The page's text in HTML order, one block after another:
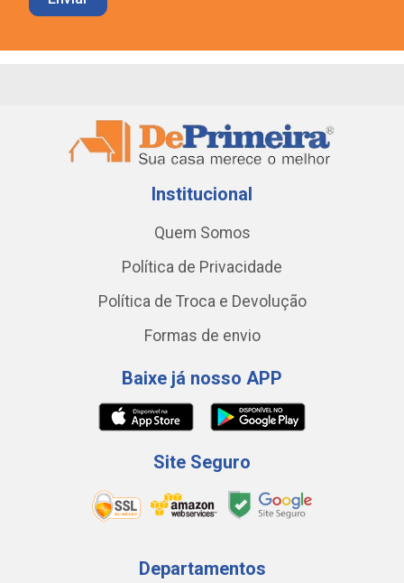
Institucional
Quem Somos
Política de Privacidade
Política de Troca e Devolução
Formas de envio
Baixe já nosso APP
Site Seguro
Departamentos